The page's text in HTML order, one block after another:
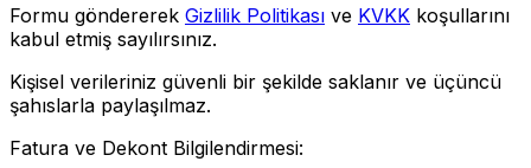
Formu göndererek Gizlilik Politikası ve KVKK koşullarını
kabul etmiş sayılırsınız.
Kişisel verileriniz güvenli bir şekilde saklanır ve üçüncü
şahıslarla paylaşılmaz.
Fatura ve Dekont Bilgilendirmesi: